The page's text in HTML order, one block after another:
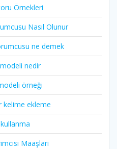
Örnekleri
Nasıl Olunur
ne demek
nedir
örneği
kelime ekleme
Maaşları